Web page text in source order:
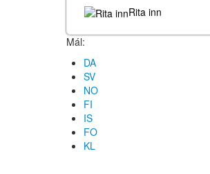
Rita inn
Mál:
DA
SV
NO
FI
IS
FO
KL